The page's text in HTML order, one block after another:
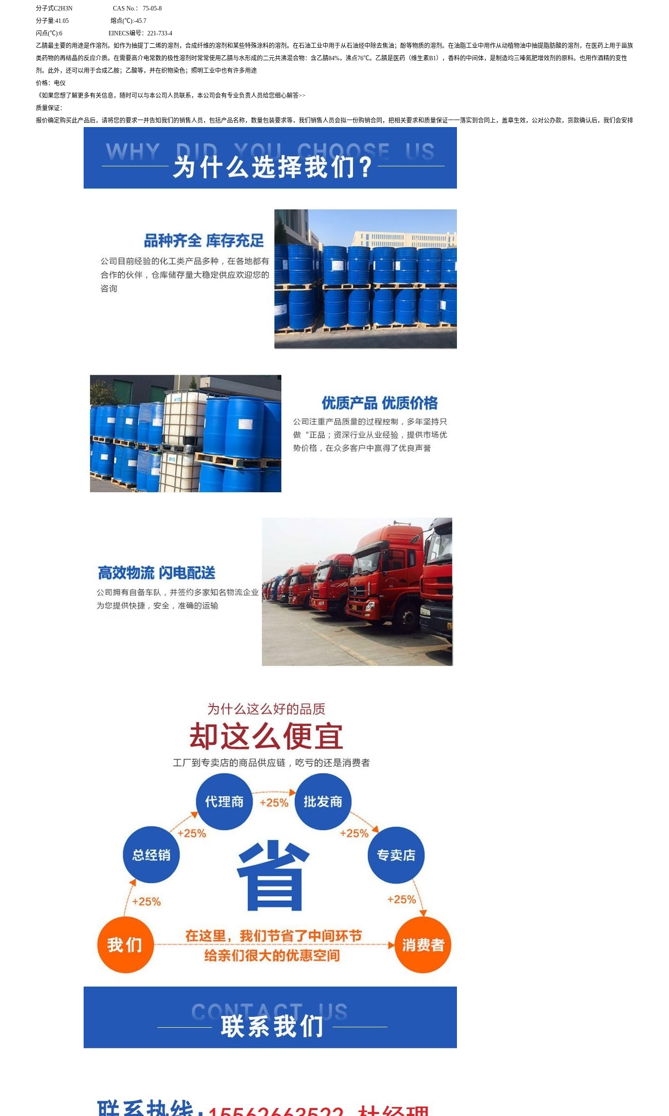
分子式C2H3N CAS No.： 75-05-8
分子量:41.05 熔点(℃):-45.7
闪点(℃):6 EINECS编号：221-733-4
乙腈最主要的用途是作溶剂。如作为抽提丁二烯的溶剂，合成纤维的溶剂和某些特殊涂料的溶剂。在石油工业中用于从石油烃中除去焦油；酚等物质的溶剂。在油脂工业中用作从动植物油中抽提脂肪酸的溶剂，在医药上用于甾族
类药物的再结晶的反应介质。在需要高介电常数的极性溶剂时常常使用乙腈与水形成的二元共沸混合物：含乙腈84%，沸点76℃。乙腈是医药（维生素B1），香料的中间体，是制造均三嗪氮肥增效剂的原料。也用作酒精的变性
剂。此外，还可以用于合成乙胺；乙酸等，并在织物染色；照明工业中也有许多用途
价格：电仪
《如果您想了解更多有关信息，随时可以与本公司人员联系，本公司会有专业负责人员给您细心解答>>
质量保证：
报价确定购买此产品后，请将您的要求一并告知我们的销售人员，包括产品名称，数量包装要求等，我们销售人员会拟一份购销合同，把相关要求和质量保证一一落实到合同上，盖章生效，公对公办款，货款确认后，我们会安排